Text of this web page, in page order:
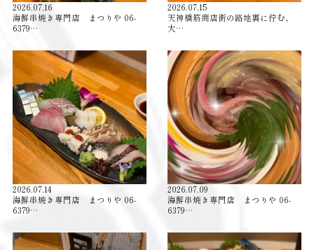
2026.07.16
海鮮串焼き専門店 まつりや 06-
6379…
2026.07.15
天神橋筋商店街の路地裏に佇む、
大…
2026.07.14
海鮮串焼き専門店 まつりや 06-
6379…
2026.07.09
海鮮串焼き専門店 まつりや 06-
6379…